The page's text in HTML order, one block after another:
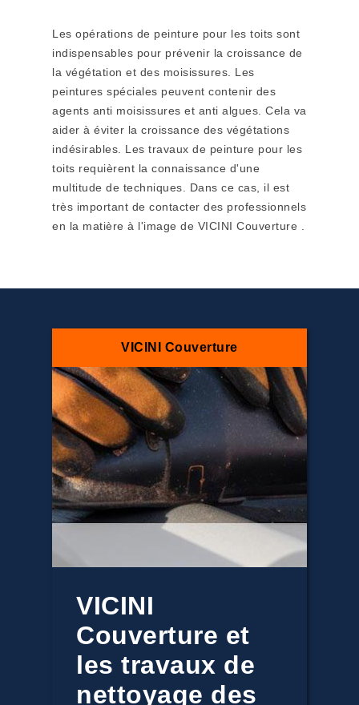
Les opérations de peinture pour les toits sont
indispensables pour prévenir la croissance de
la végétation et des moisissures. Les
peintures spéciales peuvent contenir des
agents anti moisissures et anti algues. Cela va
aider à éviter la croissance des végétations
indésirables. Les travaux de peinture pour les
toits requièrent la connaissance d'une
multitude de techniques. Dans ce cas, il est
très important de contacter des professionnels
en la matière à l'image de VICINI Couverture .
VICINI Couverture
VICINI
Couverture et
les travaux de
nettoyage des